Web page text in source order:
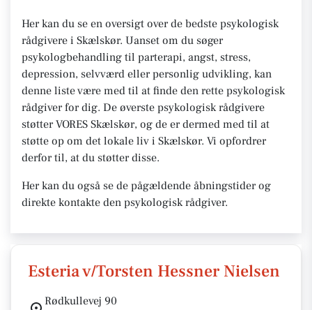
Her kan du se en oversigt over de bedste psykologisk
rådgivere i Skælskør. Uanset om du søger
psykologbehandling til parterapi, angst, stress,
depression, selvværd eller personlig udvikling, kan
denne liste være med til at finde den rette psykologisk
rådgiver for dig. De øverste psykologisk rådgivere
støtter VORES Skælskør, og de er dermed med til at
støtte op om det lokale liv i Skælskør. Vi opfordrer
derfor til, at du støtter disse.
Her kan du også se de pågældende åbningstider og
direkte kontakte den psykologisk rådgiver.
Esteria v/Torsten Hessner Nielsen
Rødkullevej 90